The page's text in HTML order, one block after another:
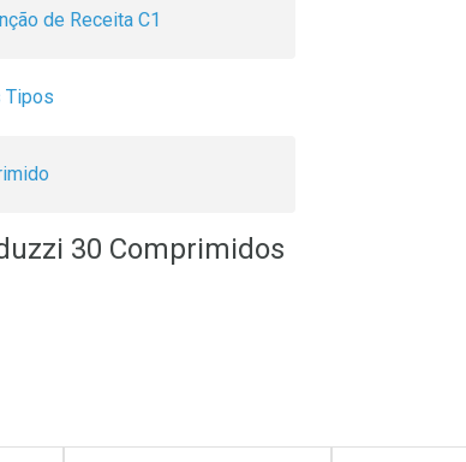
de Receita C1
Tipos
30 Comprimidos